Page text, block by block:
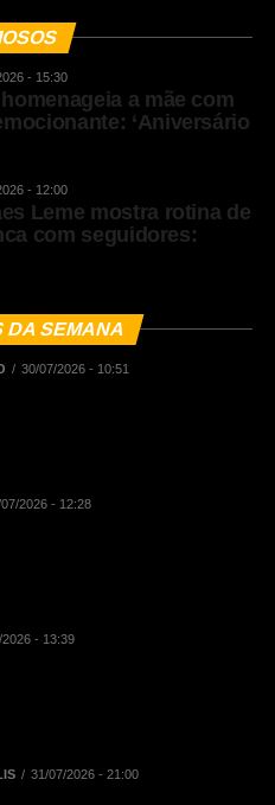
- 15:30
a mãe com
‘Aniversário
- 12:00
Leme mostra rotina de
com seguidores:
DA SEMANA
30/07/2026 - 10:51
2026 - 12:28
- 13:39
31/07/2026 - 21:00